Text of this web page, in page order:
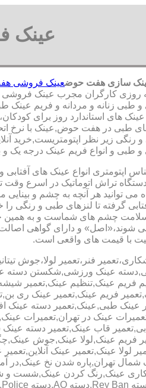
عینک
سازی هفت حوضعینک فروشی
روزی کارگران مجرب عینک
و طبی زنانه و مردانه و فریم عینک
های استاندارد روز برای
طبی در هفت حوض,عینک با نرخ
زیر نظر اپتومتریست,خرید
و طبی و انواع فریم عینک درجه
اپتومتری انواع عینک های
داشتن دستگاه تراش اتوماتیک در اسرع
می توانید هر آنچه به چشم و بینایی
گرفته تا لنزهای طبی و رنگی را
چشم های شماست و به همین
شوند،«اصل» و دارای گواهی
با قیمت های واقعی است.
فنر،تعمیر لولا،جوش
عینک ورزشی,شکستن دسته
فریم عینک,تنظیم عینک,تعمیر
فریم عینک,تعمیر عینک ری
عینک طبی,عینک,تعمیر دسته عینک
عینک در تهران,تعمیرات
قاب عینک,تعمیر دسته
فریم عینک,لولا عینک,جوش
لولا عینک,تعمیر عینک
شمال تهران,پاره شدن نخ
عینک,رنگ کردن عینک,شست